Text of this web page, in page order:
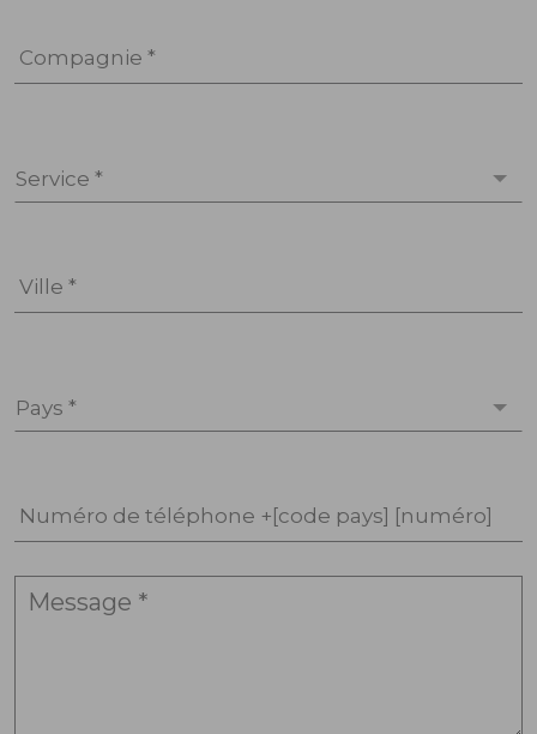
Compagnie *
Service *
Ville *
Pays *
Numéro de téléphone +[code pays] [numéro]